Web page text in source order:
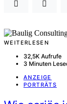
WEITERLESEN
32,5K Aufrufe
3 Minuten
ANZEIGE
PORTRÄTS